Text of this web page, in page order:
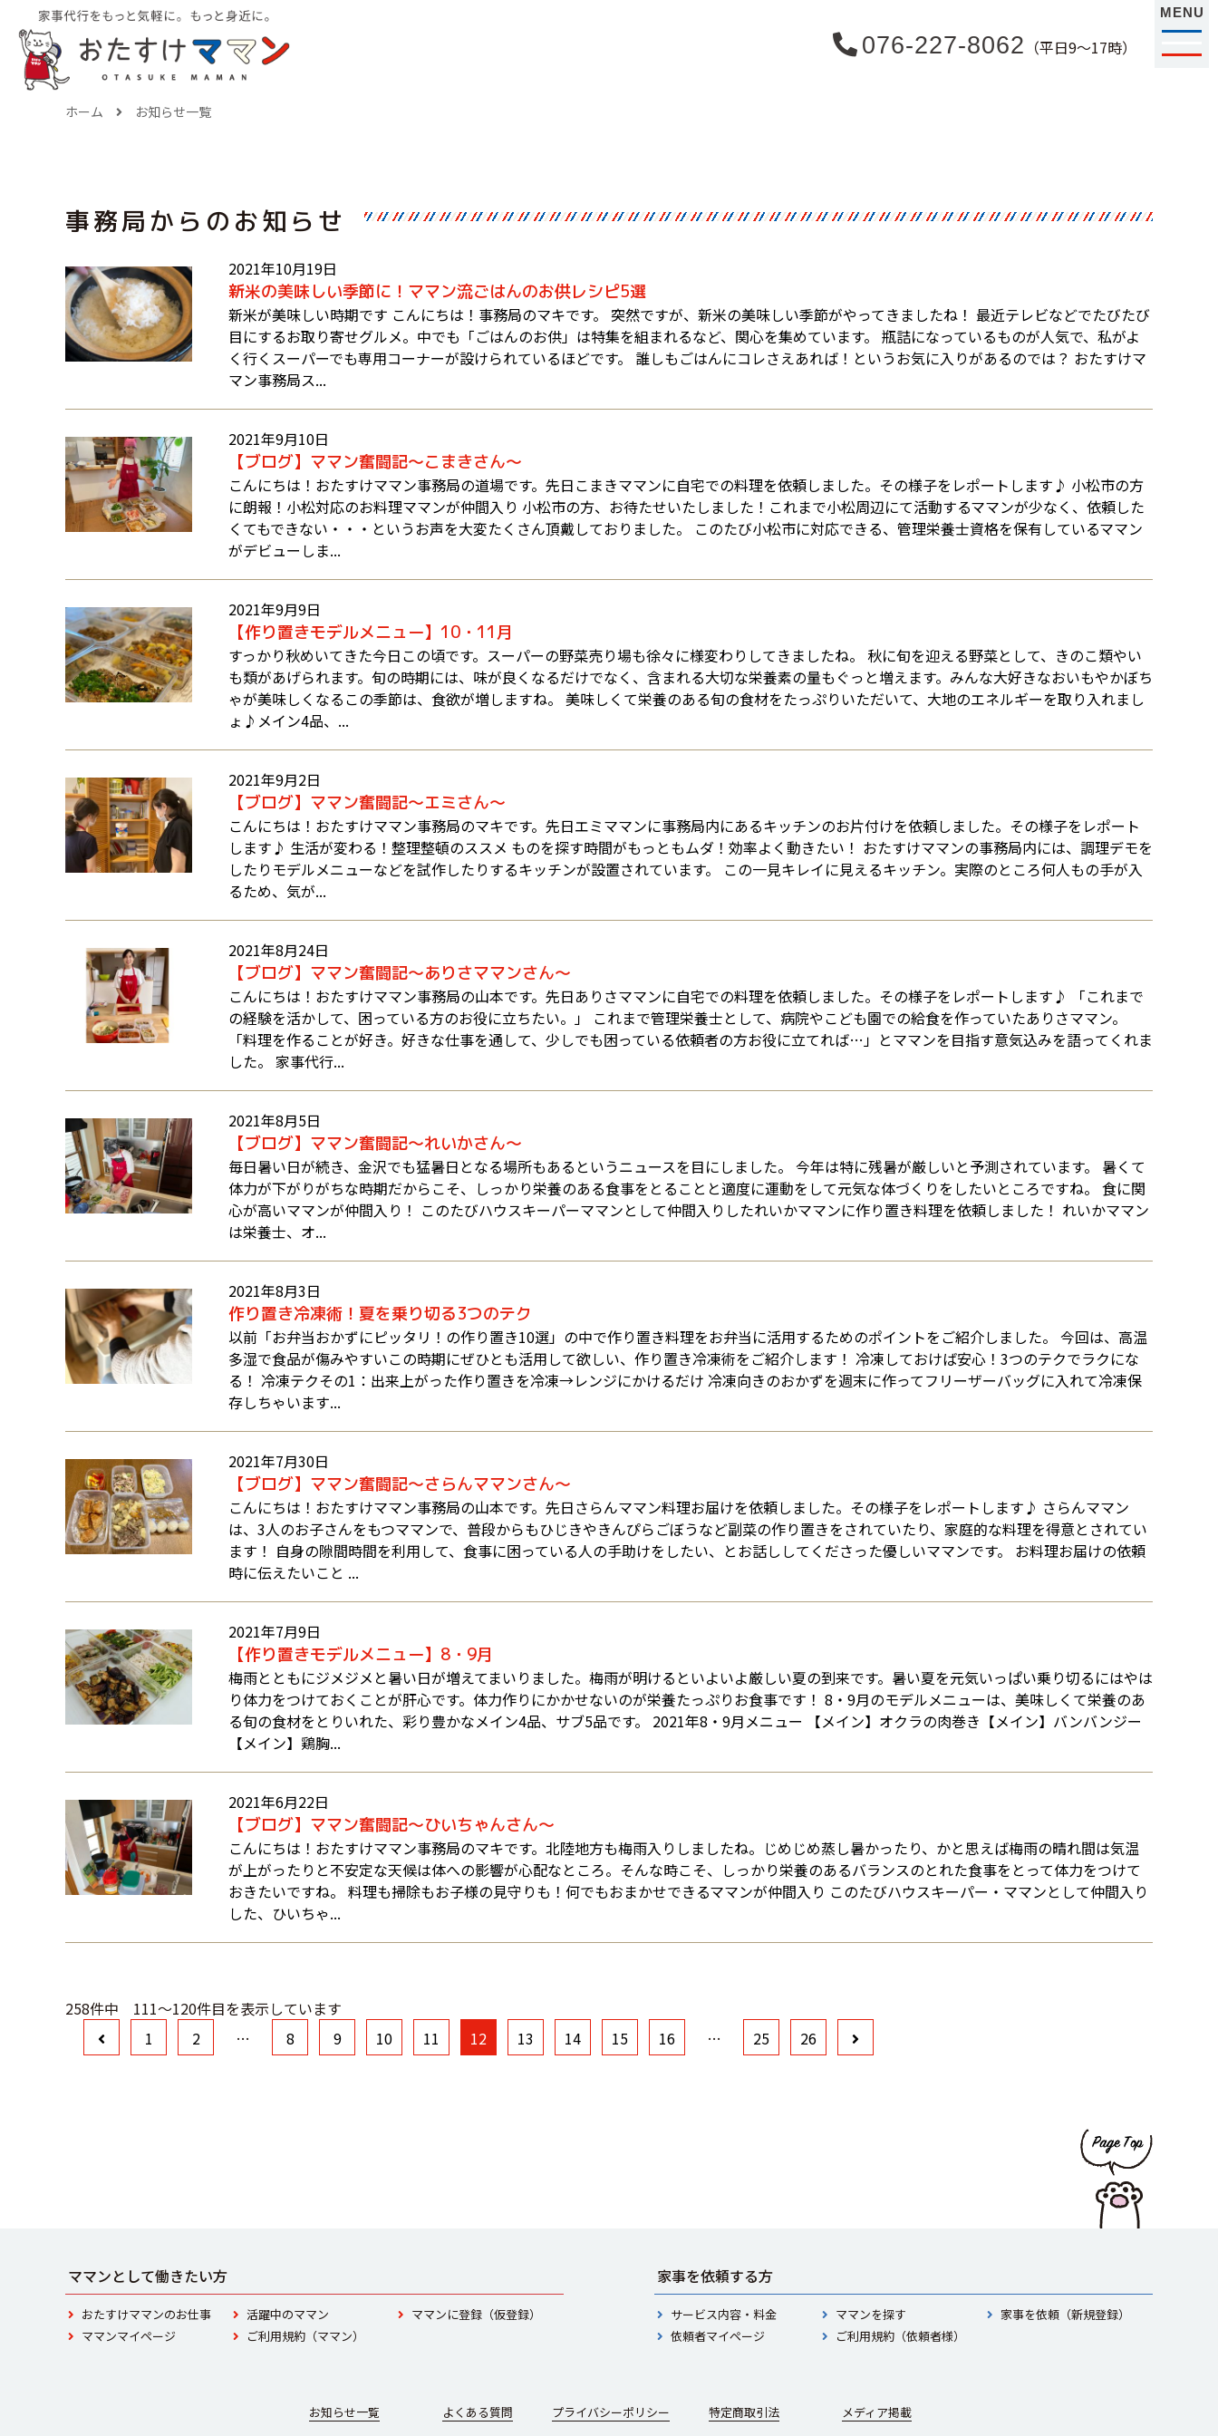
MENU
076-227-8062 （平日9〜17時）
ホーム お知らせ一覧
事務局からのお知らせ
2021年10月19日
新米の美味しい季節に！ママン流ごはんのお供レシピ5選
新米が美味しい時期です こんにちは！事務局のマキです。 突然ですが、新米の美味しい季節がやってきましたね！ 最近テレビなどでたびたび
目にするお取り寄せグルメ。中でも「ごはんのお供」は特集を組まれるなど、関心を集めています。 瓶詰になっているものが人気で、私がよ
く行くスーパーでも専用コーナーが設けられているほどです。 誰しもごはんにコレさえあれば！というお気に入りがあるのでは？ おたすけマ
マン事務局ス...
2021年9月10日
【ブログ】ママン奮闘記～こまきさん～
こんにちは！おたすけママン事務局の道場です。先日こまきママンに自宅での料理を依頼しました。その様子をレポートします♪ 小松市の方
に朗報！小松対応のお料理ママンが仲間入り 小松市の方、お待たせいたしました！これまで小松周辺にて活動するママンが少なく、依頼した
くてもできない・・・というお声を大変たくさん頂戴しておりました。 このたび小松市に対応できる、管理栄養士資格を保有しているママン
がデビューしま...
2021年9月9日
【作り置きモデルメニュー】10・11月
すっかり秋めいてきた今日この頃です。スーパーの野菜売り場も徐々に様変わりしてきましたね。 秋に旬を迎える野菜として、きのこ類やい
も類があげられます。旬の時期には、味が良くなるだけでなく、含まれる大切な栄養素の量もぐっと増えます。みんな大好きなおいもやかぼち
ゃが美味しくなるこの季節は、食欲が増しますね。 美味しくて栄養のある旬の食材をたっぷりいただいて、大地のエネルギーを取り入れまし
ょ♪メイン4品、...
2021年9月2日
【ブログ】ママン奮闘記～エミさん～
こんにちは！おたすけママン事務局のマキです。先日エミママンに事務局内にあるキッチンのお片付けを依頼しました。その様子をレポート
します♪ 生活が変わる！整理整頓のススメ ものを探す時間がもっともムダ！効率よく動きたい！ おたすけママンの事務局内には、調理デモを
したりモデルメニューなどを試作したりするキッチンが設置されています。 この一見キレイに見えるキッチン。実際のところ何人もの手が入
るため、気が...
2021年8月24日
【ブログ】ママン奮闘記～ありさママンさん～
こんにちは！おたすけママン事務局の山本です。先日ありさママンに自宅での料理を依頼しました。その様子をレポートします♪ 「これまで
の経験を活かして、困っている方のお役に立ちたい。」 これまで管理栄養士として、病院やこども園での給食を作っていたありさママン。
「料理を作ることが好き。好きな仕事を通して、少しでも困っている依頼者の方お役に立てれば…」とママンを目指す意気込みを語ってくれま
した。 家事代行...
2021年8月5日
【ブログ】ママン奮闘記～れいかさん～
毎日暑い日が続き、金沢でも猛暑日となる場所もあるというニュースを目にしました。 今年は特に残暑が厳しいと予測されています。 暑くて
体力が下がりがちな時期だからこそ、しっかり栄養のある食事をとることと適度に運動をして元気な体づくりをしたいところですね。 食に関
心が高いママンが仲間入り！ このたびハウスキーパーママンとして仲間入りしたれいかママンに作り置き料理を依頼しました！ れいかママン
は栄養士、オ...
2021年8月3日
作り置き冷凍術！夏を乗り切る3つのテク
以前「お弁当おかずにピッタリ！の作り置き10選」の中で作り置き料理をお弁当に活用するためのポイントをご紹介しました。 今回は、高温
多湿で食品が傷みやすいこの時期にぜひとも活用して欲しい、作り置き冷凍術をご紹介します！ 冷凍しておけば安心！3つのテクでラクにな
る！ 冷凍テクその1：出来上がった作り置きを冷凍→レンジにかけるだけ 冷凍向きのおかずを週末に作ってフリーザーバッグに入れて冷凍保
存しちゃいます...
2021年7月30日
【ブログ】ママン奮闘記～さらんママンさん～
こんにちは！おたすけママン事務局の山本です。先日さらんママン料理お届けを依頼しました。その様子をレポートします♪ さらんママン
は、3人のお子さんをもつママンで、普段からもひじきやきんぴらごぼうなど副菜の作り置きをされていたり、家庭的な料理を得意とされてい
ます！ 自身の隙間時間を利用して、食事に困っている人の手助けをしたい、とお話ししてくださった優しいママンです。 お料理お届けの依頼
時に伝えたいこと ...
2021年7月9日
【作り置きモデルメニュー】8・9月
梅雨とともにジメジメと暑い日が増えてまいりました。梅雨が明けるといよいよ厳しい夏の到来です。暑い夏を元気いっぱい乗り切るにはやは
り体力をつけておくことが肝心です。体力作りにかかせないのが栄養たっぷりお食事です！ 8・9月のモデルメニューは、美味しくて栄養のあ
る旬の食材をとりいれた、彩り豊かなメイン4品、サブ5品です。 2021年8・9月メニュー 【メイン】オクラの肉巻き【メイン】バンバンジー
【メイン】鶏胸...
2021年6月22日
【ブログ】ママン奮闘記～ひいちゃんさん～
こんにちは！おたすけママン事務局のマキです。北陸地方も梅雨入りしましたね。じめじめ蒸し暑かったり、かと思えば梅雨の晴れ間は気温
が上がったりと不安定な天候は体への影響が心配なところ。そんな時こそ、しっかり栄養のあるバランスのとれた食事をとって体力をつけて
おきたいですね。 料理も掃除もお子様の見守りも！何でもおまかせできるママンが仲間入り このたびハウスキーパー・ママンとして仲間入り
した、ひいちゃ...
258件中 111～120件目を表示しています
1
2 … 8 9 10 11 12 13 14 15 16 … 25 26
ママンとして働きたい方
おたすけママンのお仕事 活躍中のママン
ママンに登録（仮登録）
ママンマイページ
ご利用規約（ママン）
家事を依頼する方
サービス内容・料金 ママンを探す
家事を依頼（新規登録）
依頼者マイページ
ご利用規約（依頼者様）
お知らせ一覧 よくある質問 プライバシーポリシー 特定商取引法 メディア掲載